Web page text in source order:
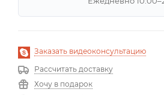
Заказать видеоконсультацию
Рассчитать доставку
Хочу в подарок